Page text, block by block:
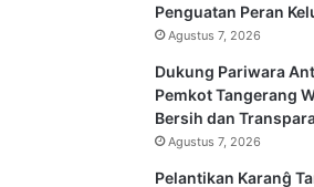
Penguatan Peran
Agustus 7, 2026
Dukung Pariwara
Pemkot Tangerang
Bersih dan
Agustus 7, 2026
Pelantikan Karanĝ